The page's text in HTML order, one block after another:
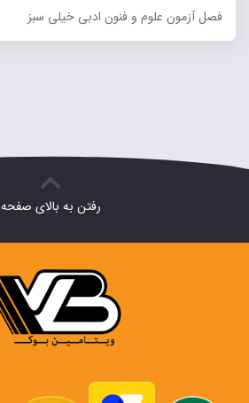
فصل آزمون علوم و فنون ادبی خیلی سبز
رفتن به بالای صفحه